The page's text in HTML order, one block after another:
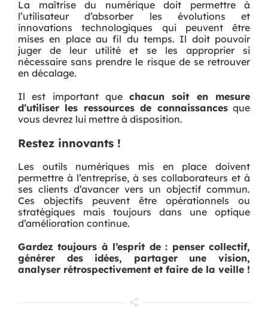
La maîtrise du numérique doit permettre à
l’utilisateur d’absorber les évolutions et
innovations technologiques qui peuvent être
mises en place au fil du temps. Il doit pouvoir
juger de leur utilité et se les approprier si
nécessaire sans prendre le risque de se retrouver
en décalage.
Il est important quechacun soit en mesure
d’utiliser les ressources de connaissancesque
vous devrez lui mettre à disposition.
Restez innovants !
Les outils numériques mis en place doivent
permettre à l’entreprise, à ses collaborateurs et à
ses clients d’avancer vers un objectif commun.
Ces objectifs peuvent être opérationnels ou
stratégiques mais toujours dans une optique
d’amélioration continue.
Gardez toujours à l’esprit de : penser collectif,
générer des idées, partager une vision,
analyser rétrospectivement et faire de la veille !